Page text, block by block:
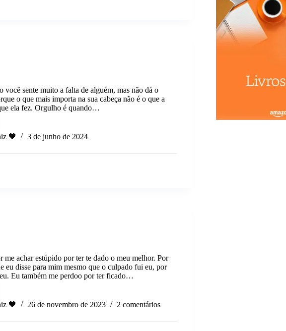
você sente muito a falta de alguém, mas não dá o
o que mais importa na sua cabeça não é o que a
ela fez. Orgulho é quando…
🧡 3 de junho de 2024
me achar estúpido por ter te dado o meu melhor. Por
eu disse para mim mesmo que o culpado fui eu, por
Eu também me perdoo por ter ficado…
🧡 26 de novembro de 2023 2 comentários